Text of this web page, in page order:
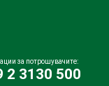
за потрошувачите:
2 3130 500